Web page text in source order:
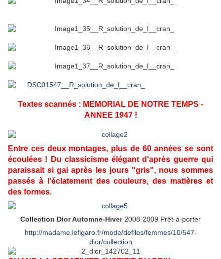
Textes scannés : MEMORIAL DE NOTRE TEMPS -
ANNEE 1947 !
Entre ces deux montages, plus de 60 années se sont
écoulées ! Du classicisme élégant d'après guerre qui
paraissait si gai après les jours "gris", nous sommes
passés à l'éclatement des couleurs, des matières et
des formes.
Collection Dior Automne-Hiver2008-2009 Prêt-à-porter
http://madame.lefigaro.fr/mode/defiles/femmes/10/547-
dior/collection